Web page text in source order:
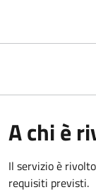
A chi è
Il servizio è
requisiti previsti.